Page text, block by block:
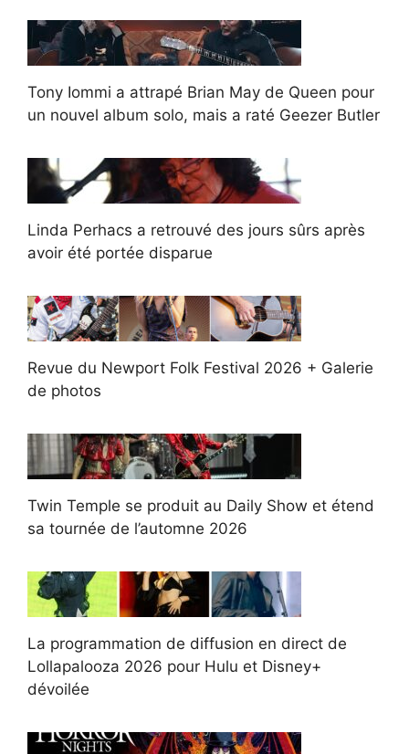
Tony Iommi a attrapé Brian May de Queen pour
un nouvel album solo, mais a raté Geezer Butler
Linda Perhacs a retrouvé des jours sûrs après
avoir été portée disparue
Revue du Newport Folk Festival 2026 + Galerie
de photos
Twin Temple se produit au Daily Show et étend
sa tournée de l’automne 2026
La programmation de diffusion en direct de
Lollapalooza 2026 pour Hulu et Disney+
dévoilée